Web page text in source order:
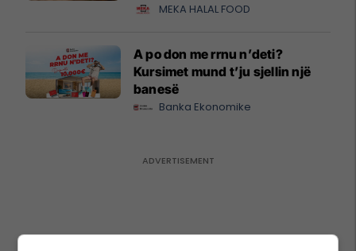
MEKA HALAL FOOD
A po don me rrnu n’deti?
Kursimet mund t’ju sjellin një
banesë
Banka Ekonomike